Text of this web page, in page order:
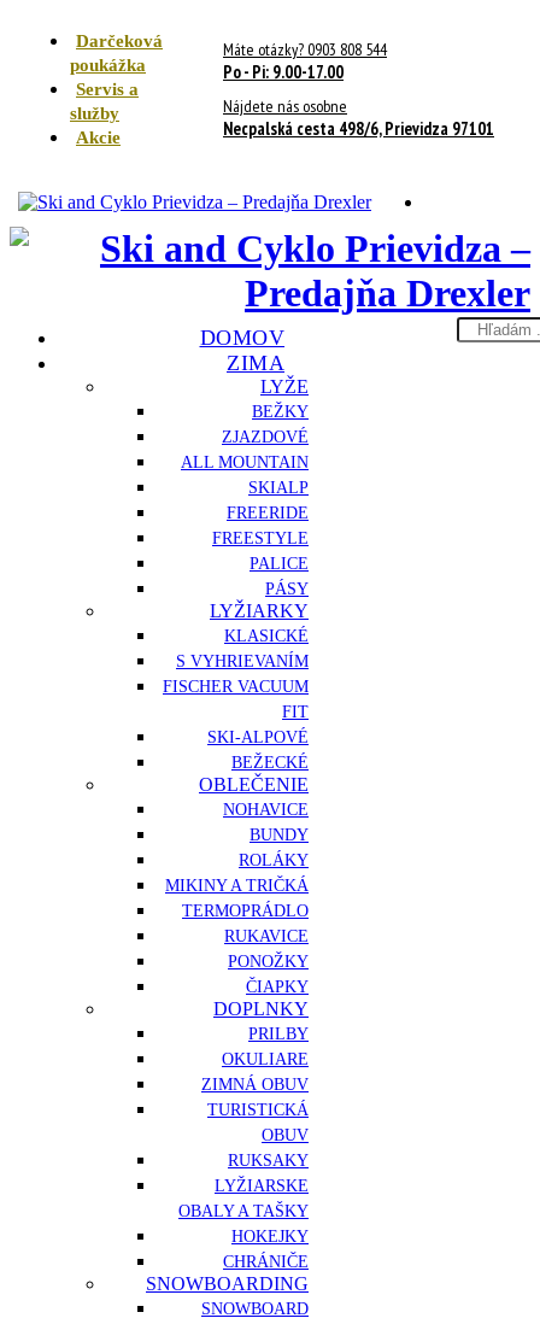
Darčeková
poukážka
Servis a
služby
Akcie
Máte otázky? 0903 808 544
Po - Pi: 9.00-17.00
Nájdete nás osobne
Necpalská cesta 498/6, Prievidza 97101
DOMOV
ZIMA
LYŽE
BEŽKY
ZJAZDOVÉ
ALL MOUNTAIN
SKIALP
FREERIDE
FREESTYLE
PALICE
PÁSY
LYŽIARKY
KLASICKÉ
S VYHRIEVANÍM
FISCHER VACUUM
FIT
SKI-ALPOVÉ
BEŽECKÉ
OBLEČENIE
NOHAVICE
BUNDY
ROLÁKY
MIKINY A TRIČKÁ
TERMOPRÁDLO
RUKAVICE
PONOŽKY
ČIAPKY
DOPLNKY
PRILBY
OKULIARE
ZIMNÁ OBUV
TURISTICKÁ
OBUV
RUKSAKY
LYŽIARSKE
OBALY A TAŠKY
HOKEJKY
CHRÁNIČE
SNOWBOARDING
SNOWBOARD
Search
here